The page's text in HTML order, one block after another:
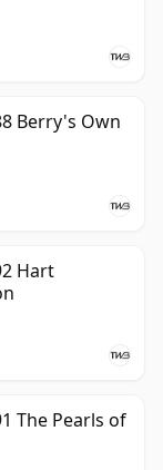
Berry's Own
Hart
The Pearls of